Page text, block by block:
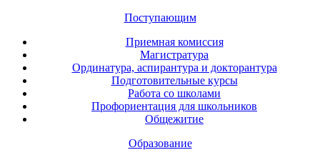
Поступающим
Приемная комиссия
Магистратура
Ординатура, аспирантура и докторантура
Подготовительные курсы
Работа со школами
Профориентация для школьников
Общежитие
Образование